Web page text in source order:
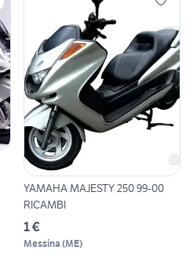
YAMAHA MAJESTY 250 99-00
RICAMBI
1 €
Messina (ME)